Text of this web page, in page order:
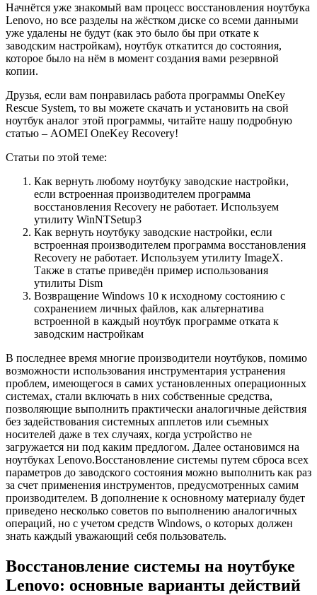
Начнётся уже знакомый вам процесс восстановления ноутбука
Lenovo, но все разделы на жёстком диске со всеми данными
уже удалены не будут (как это было бы при откате к
заводским настройкам), ноутбук откатится до состояния,
которое было на нём в момент создания вами резервной
копии.
Друзья, если вам понравилась работа программы OneKey
Rescue System, то вы можете скачать и установить на свой
ноутбук аналог этой программы, читайте нашу подробную
статью – AOMEI OneKey Recovery!
Статьи по этой теме:
Как вернуть любому ноутбуку заводские настройки,
если встроенная производителем программа
восстановления Recovery не работает. Используем
утилиту WinNTSetup3
Как вернуть ноутбуку заводские настройки, если
встроенная производителем программа восстановления
Recovery не работает. Используем утилиту ImageX.
Также в статье приведён пример использования
утилиты Dism
Возвращение Windows 10 к исходному состоянию с
сохранением личных файлов, как альтернатива
встроенной в каждый ноутбук программе отката к
заводским настройкам
В последнее время многие производители ноутбуков, помимо
возможности использования инструментария устранения
проблем, имеющегося в самих установленных операционных
системах, стали включать в них собственные средства,
позволяющие выполнить практически аналогичные действия
без задействования системных апплетов или съемных
носителей даже в тех случаях, когда устройство не
загружается ни под каким предлогом. Далее остановимся на
ноутбуках Lenovo.Восстановление системы путем сброса всех
параметров до заводского состояния можно выполнить как раз
за счет применения инструментов, предусмотренных самим
производителем. В дополнение к основному материалу будет
приведено несколько советов по выполнению аналогичных
операций, но с учетом средств Windows, о которых должен
знать каждый уважающий себя пользователь.
Восстановление системы на ноутбуке
Lenovo: основные варианты действий